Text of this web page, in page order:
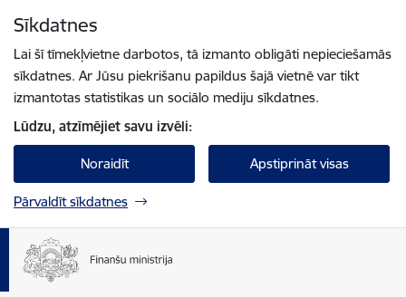
Sīkdatnes
Lai šī tīmekļvietne darbotos, tā izmanto obligāti nepieciešamās
sīkdatnes. Ar Jūsu piekrišanu papildus šajā vietnē var tikt
izmantotas statistikas un sociālo mediju sīkdatnes.
Lūdzu, atzīmējiet savu izvēli:
Noraidīt Apstiprināt visas
Pārvaldīt sīkdatnes